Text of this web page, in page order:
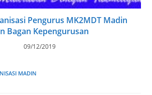
Pengurus MK2MDT Madin
Bagan Kepengurusan
09/12/2019
MADIN